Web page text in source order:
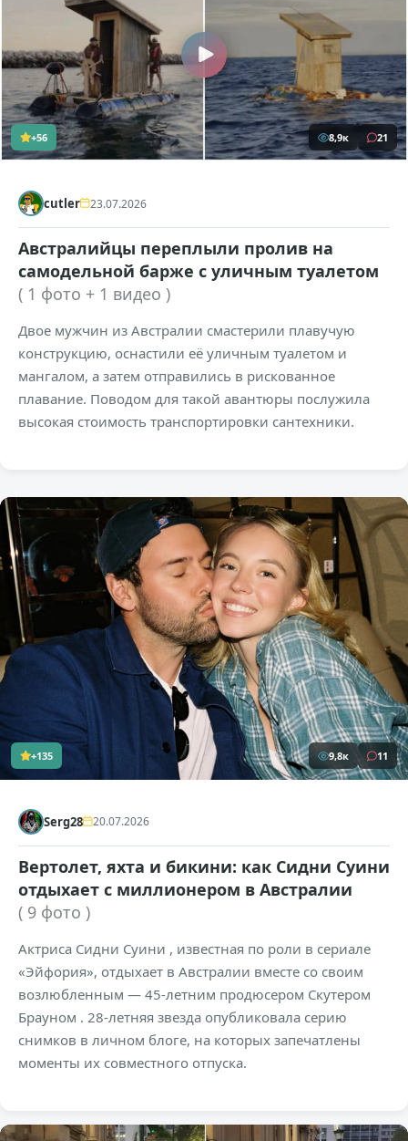
+56 8,9к 21
cutler 23.07.2026
Австралийцы переплыли пролив на
самодельной барже с уличным туалетом
( 1 фото + 1 видео )
Двое мужчин из Австралии смастерили плавучую
конструкцию, оснастили её уличным туалетом и
мангалом, а затем отправились в рискованное
плавание. Поводом для такой авантюры послужила
высокая стоимость транспортировки сантехники.
+135 9,8к 11
Serg28 20.07.2026
Вертолет, яхта и бикини: как Сидни Суини
отдыхает с миллионером в Австралии
( 9 фото )
Актриса Сидни Суини , известная по роли в сериале
«Эйфория», отдыхает в Австралии вместе со своим
возлюбленным — 45-летним продюсером Скутером
Брауном . 28-летняя звезда опубликовала серию
снимков в личном блоге, на которых запечатлены
моменты их совместного отпуска.